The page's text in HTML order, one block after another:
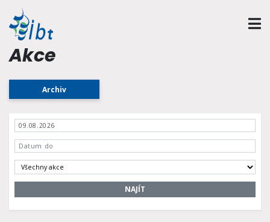
Akce
Archiv
NAJÍT